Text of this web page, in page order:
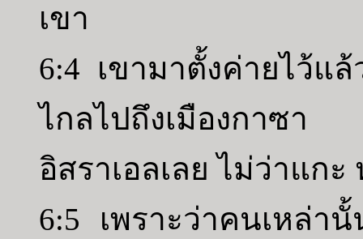
เขา
6:4 เขามาตั้งค่ายไว้แ
ไกลไปถึงเมืองกาซา
อิสราเอลเลย ไม่ว่าแก
6:5 เพราะว่าคนเหล่า